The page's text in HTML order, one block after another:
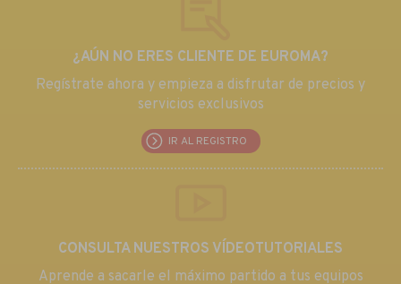
¿AÚN NO ERES CLIENTE DE EUROMA?
Regístrate ahora y empieza a disfrutar de precios y
servicios exclusivos
IR AL REGISTRO
CONSULTA NUESTROS VÍDEOTUTORIALES
Aprende a sacarle el máximo partido a tus equipos